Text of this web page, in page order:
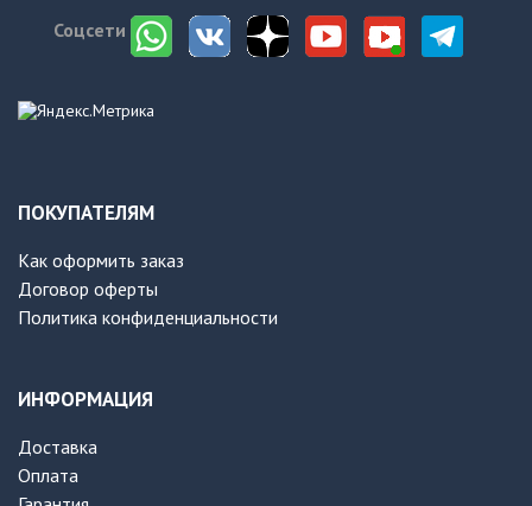
Соцсети
ПОКУПАТЕЛЯМ
Как оформить заказ
Договор оферты
Политика конфиденциальности
ИНФОРМАЦИЯ
Доставка
Оплата